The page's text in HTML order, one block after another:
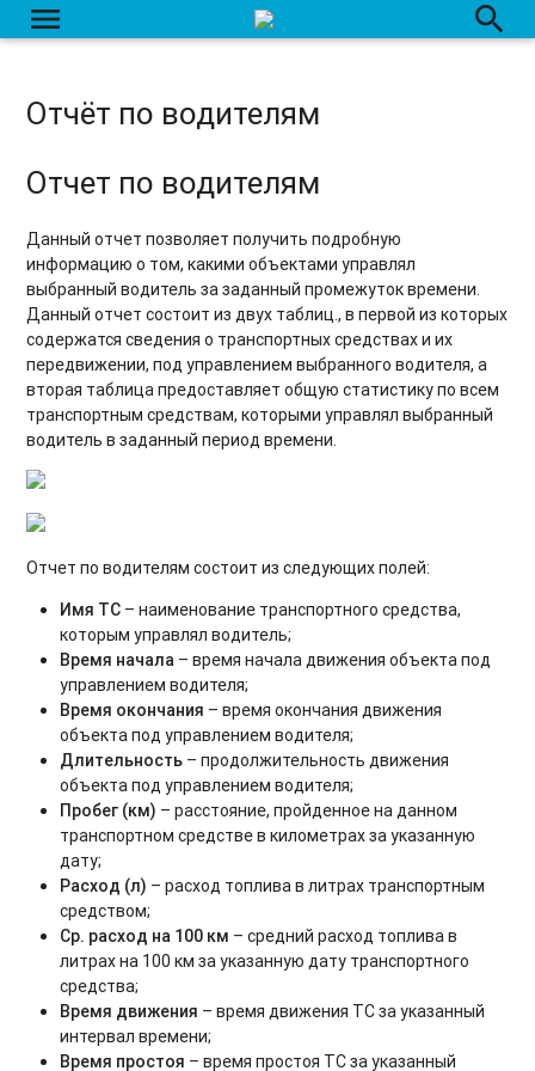
menu
Отчёт по действиям с датчиком доп. оборудования
Отчёт по маршрутам
Отчёт по заданиям
Отчёт по сменам
Отчет по агрозонам
Отчет по агрозонам - общие показатели
Отчет по групповой обработке полей
Отчёт по транспортным средствам
Отчёт по водителям
Отчёт по нарушениям
Отчёт по периодическим мероприятиям
Отчёт по выгрузке комбайнов
Отчёт по комбайнам - контроль ТС
Отчёт по спец. технике
Отчет по весам
Отчёт по контролю персонала (СКУД)
Отчёт по состоянию оборудования
Расширенный отчёт по состоянию оборудования
Отчёт по качеству связи
Отчёт по работе системы
search
Отчёт по водителям
Отчет по водителям
Данный отчет позволяет получить подробную
информацию о том, какими объектами управлял
выбранный водитель за заданный промежуток времени.
Данный отчет состоит из двух таблиц., в первой из которых
содержатся сведения о транспортных средствах и их
передвижении, под управлением выбранного водителя, а
вторая таблица предоставляет общую статистику по всем
транспортным средствам, которыми управлял выбранный
водитель в заданный период времени.
Отчет по водителям состоит из следующих полей:
Имя ТС – наименование транспортного средства,
которым управлял водитель;
Время начала – время начала движения объекта под
управлением водителя;
Время окончания – время окончания движения
объекта под управлением водителя;
Длительность – продолжительность движения
объекта под управлением водителя;
Пробег (км) – расстояние, пройденное на данном
транспортном средстве в километрах за указанную
дату;
Расход (л) – расход топлива в литрах транспортным
средством;
Ср. расход на 100 км – средний расход топлива в
литрах на 100 км за указанную дату транспортного
средства;
Время движения – время движения ТС за указанный
интервал времени;
Время простоя – время простоя ТС за указанный